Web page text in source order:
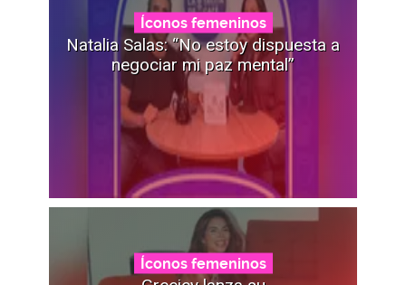
Íconos femeninos
Natalia Salas: “No estoy dispuesta a
negociar mi paz mental”
Íconos femeninos